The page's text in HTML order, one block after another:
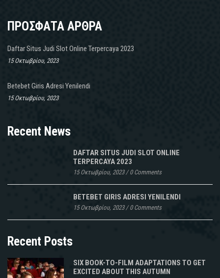
ΠΡΟΣΦΑΤΑ ΑΡΘΡΑ
Daftar Situs Judi Slot Online Terpercaya 2023
15 Οκτωβρίου, 2023
Betebet Giris Adresi Yenilendi
15 Οκτωβρίου, 2023
Recent News
DAFTAR SITUS JUDI SLOT ONLINE
TERPERCAYA 2023
15 Οκτωβρίου, 2023/0 Comments
BETEBET GIRIS ADRESI YENILENDI
15 Οκτωβρίου, 2023/0 Comments
Recent Posts
SIX BOOK-TO-FILM ADAPTATIONS TO GET
EXCITED ABOUT THIS AUTUMN